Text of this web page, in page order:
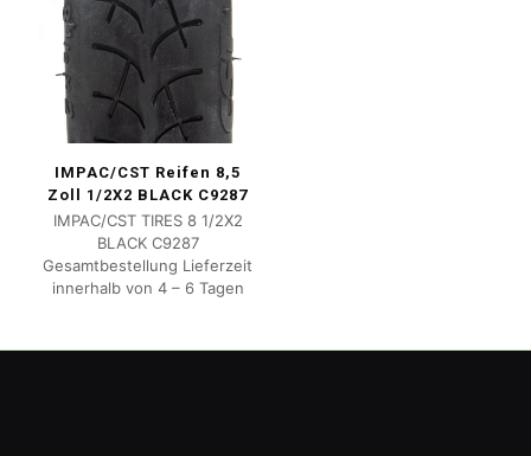
IMPAC/CST Reifen 8,5
Zoll 1/2X2 BLACK C9287
IMPAC/CST TIRES 8 1/2X2
BLACK C9287
Gesamtbestellung Lieferzeit
innerhalb von 4 – 6 Tagen